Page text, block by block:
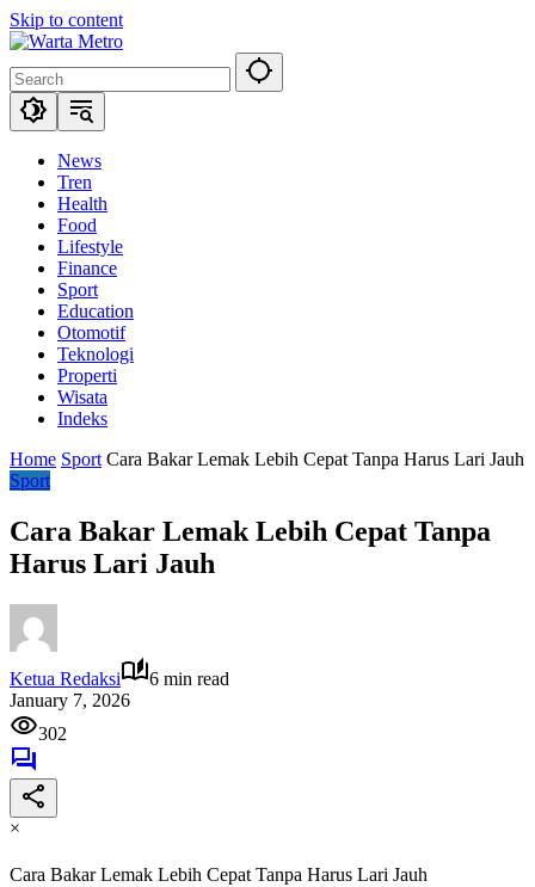
Skip to content
News
Tren
Health
Food
Lifestyle
Finance
Sport
Education
Otomotif
Teknologi
Properti
Wisata
Indeks
Home Sport Cara Bakar Lemak Lebih Cepat Tanpa Harus Lari Jauh
Sport
Cara Bakar Lemak Lebih Cepat Tanpa
Harus Lari Jauh
Ketua Redaksi
6 min read
January 7, 2026
302
×
Cara Bakar Lemak Lebih Cepat Tanpa Harus Lari Jauh